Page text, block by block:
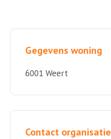
Gegevens woning
6001 Weert
Contact organisatie